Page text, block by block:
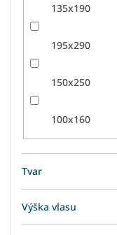
135x190
195x290
150x250
100x160
Tvar
Výška vlasu